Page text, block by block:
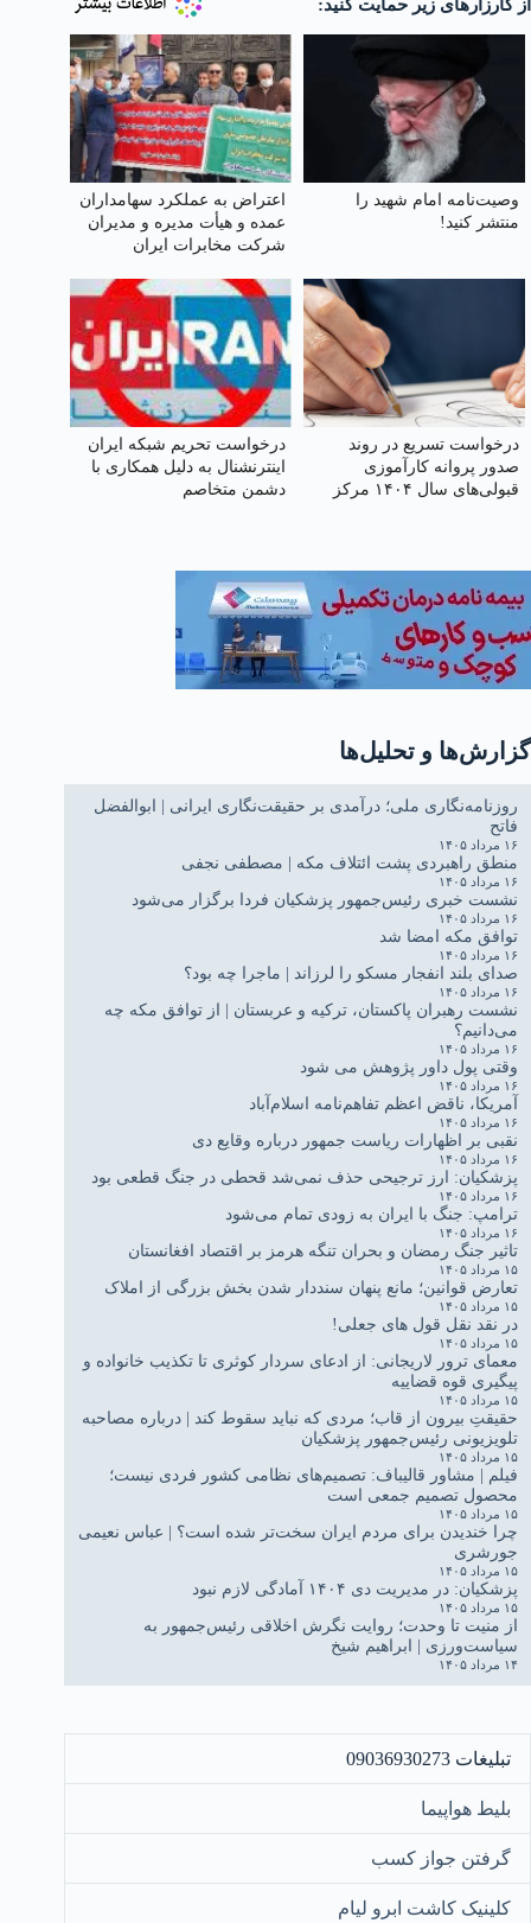
وصیت‌نامه امام شهید را
منتشر کنید!
اعتراض به عملکرد سهامداران
عمده و هیأت مدیره و مدیران
شرکت مخابرات ایران
درخواست تسریع در روند
صدور پروانه کارآموزی
قبولی‌های سال ۱۴۰۴ مرکز
درخواست تحریم شبکه ایران
اینترنشنال به دلیل همکاری با
دشمن متخاصم
گزارش‌ها و تحلیل‌ها
روزنامه‌نگاری ملی؛ درآمدی بر حقیقت‌نگاری ایرانی | ابوالفضل
فاتح
۱۶ مرداد ۱۴۰۵
منطق راهبردی پشت ائتلاف مکه | مصطفی نجفی
۱۶ مرداد ۱۴۰۵
نشست خبری رئیس‌جمهور پزشکیان فردا برگزار می‌شود
۱۶ مرداد ۱۴۰۵
توافق مکه امضا شد
۱۶ مرداد ۱۴۰۵
صدای بلند انفجار مسکو را لرزاند | ماجرا چه بود؟
۱۶ مرداد ۱۴۰۵
نشست رهبران پاکستان، ترکیه و عربستان | از توافق مکه چه
می‌دانیم؟
۱۶ مرداد ۱۴۰۵
وقتی پول داور پژوهش می شود
۱۶ مرداد ۱۴۰۵
آمریکا، ناقض اعظم تفاهم‌نامه اسلام‌آباد
۱۶ مرداد ۱۴۰۵
نقبی بر اظهارات ریاست جمهور درباره وقایع دی
۱۶ مرداد ۱۴۰۵
پزشکیان: ارز ترجیحی حذف نمی‌شد قحطی در جنگ قطعی بود
۱۶ مرداد ۱۴۰۵
ترامپ: جنگ با ایران به زودی تمام می‌شود
۱۶ مرداد ۱۴۰۵
تاثیر جنگ رمضان و بحران تنگه هرمز بر اقتصاد افغانستان
۱۵ مرداد ۱۴۰۵
تعارض قوانین؛ مانع پنهان سنددار شدن بخش بزرگی از املاک
۱۵ مرداد ۱۴۰۵
در نقد نقل قول های جعلی!
۱۵ مرداد ۱۴۰۵
معمای ترور لاریجانی: از ادعای سردار کوثری تا تکذیب خانواده و
پیگیری قوه قضاییه
۱۵ مرداد ۱۴۰۵
حقیقتِ بیرون از قاب؛ مردی که نباید سقوط کند | درباره مصاحبه
تلویزیونی رئیس‌جمهور پزشکیان
۱۵ مرداد ۱۴۰۵
فیلم | مشاور قالیباف: تصمیم‌های نظامی کشور فردی نیست؛
محصول تصمیم جمعی است
۱۵ مرداد ۱۴۰۵
چرا خندیدن برای مردم ایران سخت‌تر شده است؟ | عباس نعیمی
جورشری
۱۵ مرداد ۱۴۰۵
پزشکیان: در مدیریت دی ۱۴۰۴ آمادگی لازم نبود
۱۵ مرداد ۱۴۰۵
از منیت تا وحدت؛ روایت نگرش اخلاقی رئیس‌جمهور به
سیاست‌ورزی | ابراهیم شیخ
۱۴ مرداد ۱۴۰۵
تبلیغات 09036930273
بلیط هواپیما
گرفتن جواز کسب
کلینیک کاشت ابرو لیام